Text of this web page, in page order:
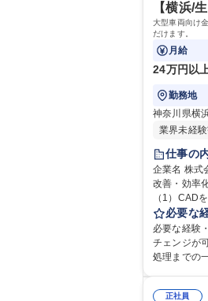
【横浜/
大型車両向け
だけます。
月給
24万円以
勤務地
神奈川県横
業界未経
仕事の
企業名 株式会社浅川製作所 求人名 【横浜/生産技術】面接1回!/国内TOPシ
改善・効率
（1）CAD
規設備の選
必要な
必要な経験
チェンジが可能なポジションです◎ 【当社について】車両
処理までの
正社員